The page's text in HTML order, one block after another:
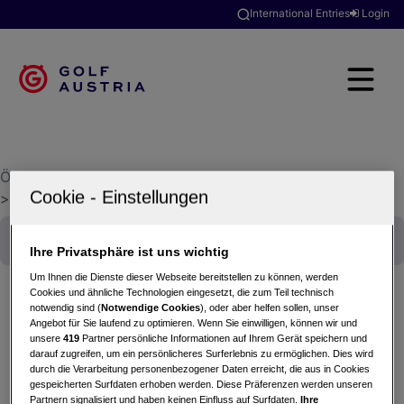
International Entries Login
Österreichischer Golfverband > Golfclubsuche
>
Golfclub Herzog Tassilo
Mediagolf Turnier Einladungsturnier
10.05.2023 - Einzel (Stableford)
Golfclub Herzog Tassilo
Ihre Privatsphäre ist uns wichtig
Um Ihnen die Dienste dieser Webseite bereitstellen zu können, werden
Cookies und ähnliche Technologien eingesetzt, die zum Teil technisch
notwendig sind (Notwendige Cookies), oder aber helfen sollen, unser
Angebot für Sie laufend zu optimieren. Wenn Sie einwilligen, können wir und
unsere419 Partner persönliche Informationen auf Ihrem Gerät speichern und
darauf zugreifen, um ein persönlicheres Surferlebnis zu ermöglichen. Dies wird
durch die Verarbeitung personenbezogener Daten erreicht, die aus in Cookies
gespeicherten Surfdaten erhoben werden. Diese Präferenzen werden unseren
Partnern signalisiert und haben keinen Einfluss auf Surfdaten.Ihre